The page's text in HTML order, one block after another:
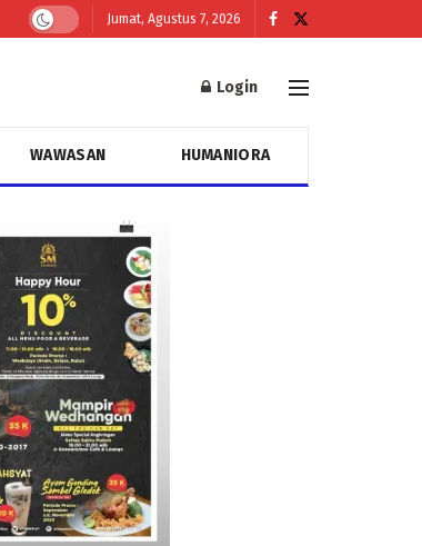
Jumat, Agustus 7, 2026
Login
WAWASAN HUMANIORA